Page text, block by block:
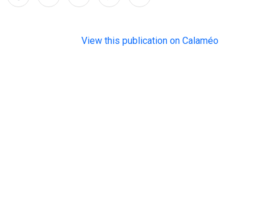
View this publication on Calaméo